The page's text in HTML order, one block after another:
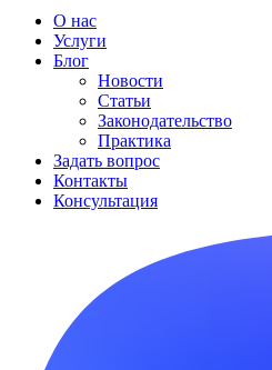
О нас
Услуги
Блог
Новости
Статьи
Законодательство
Практика
Задать вопрос
Контакты
Консультация